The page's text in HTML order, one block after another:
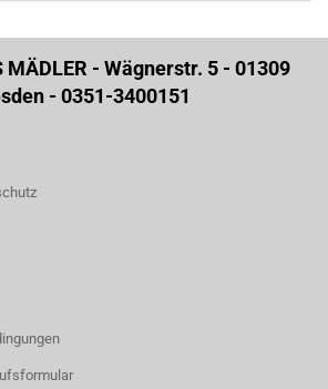
MÄDLER - Wägnerstr. 5 - 01309
- 0351-3400151